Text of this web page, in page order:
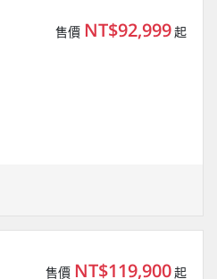
售價 NT$92,999起
售價 NT$119,900起